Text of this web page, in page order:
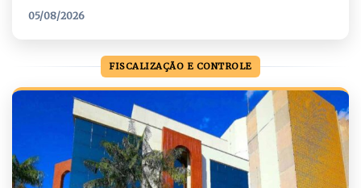
05/08/2026
FISCALIZAÇÃO E CONTROLE